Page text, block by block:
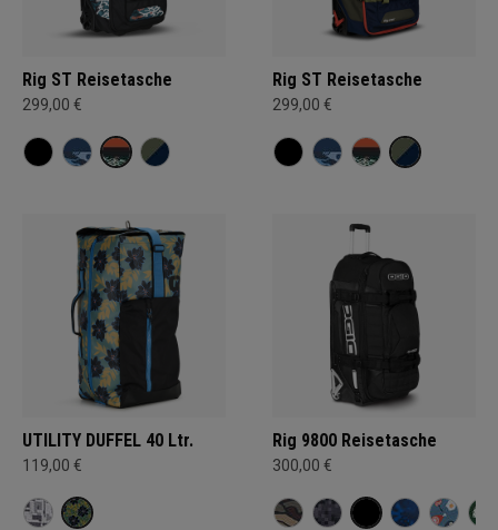
Rig ST Reisetasche
299,00 €
Rig ST Reisetasche
299,00 €
UTILITY DUFFEL 40 Ltr.
119,00 €
Rig 9800 Reisetasche
300,00 €